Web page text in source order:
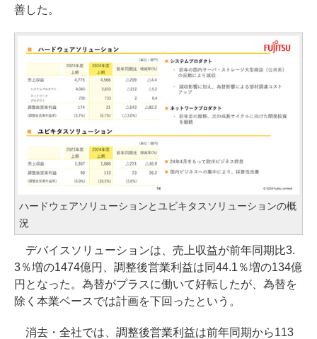
善した。
ハードウェアソリューションとユビキタスソリューションの概
況
デバイスソリューションは、売上収益が前年同期比3.
3％増の1474億円、調整後営業利益は同44.1％増の134億
円となった。為替がプラスに働いて好転したが、為替を
除く本業ベースでは計画を下回ったという。
消去・全社では、調整後営業利益は前年同期から113